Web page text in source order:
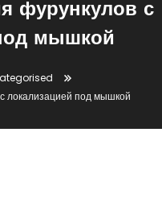
фурункулов с
мышкой
локализацией под мышкой